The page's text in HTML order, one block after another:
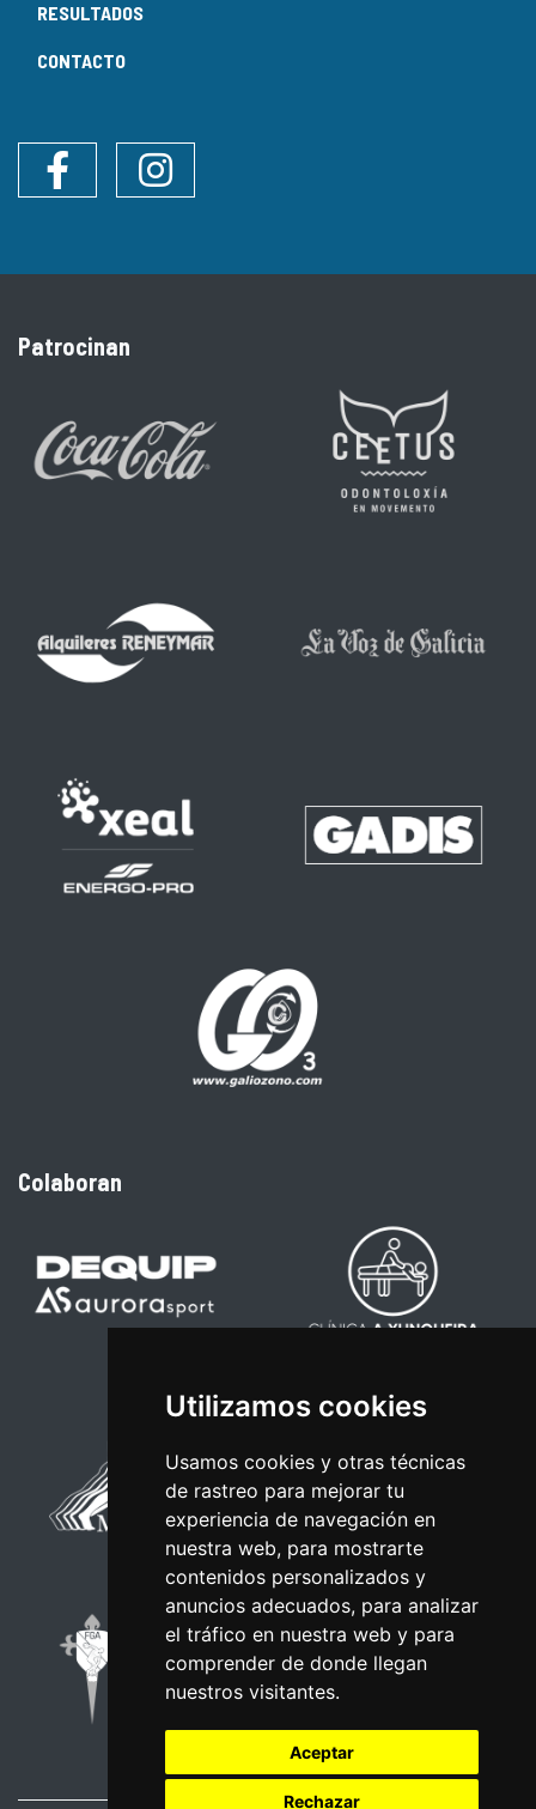
Utilizamos cookies
Usamos cookies y otras técnicas
de rastreo para mejorar tu
experiencia de navegación en
nuestra web, para mostrarte
contenidos personalizados y
anuncios adecuados, para analizar
el tráfico en nuestra web y para
comprender de donde llegan
nuestros visitantes.
Aceptar
Rechazar
RESULTADOS
CONTACTO
Instagram
Patrocinan
Colaboran